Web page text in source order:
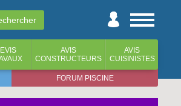
AVIS
CONSTRUCTEURS
AVIS
CUISINISTES
FORUM PISCINE